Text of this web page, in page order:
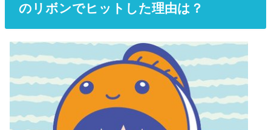
のリボンでヒットした理由は？